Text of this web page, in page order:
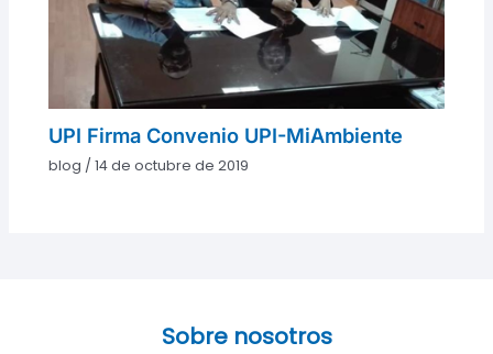
UPI Firma Convenio UPI-MiAmbiente
blog /14 de octubre de 2019
Sobre nosotros